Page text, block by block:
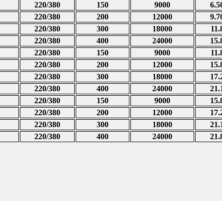
220/380 150 9000
220/380 200 12000
220/380 300 18000
220/380 400 24000
220/380 150 9000
220/380 200 12000
220/380 300 18000
220/380 400 24000
220/380 150 9000
220/380 200 12000
220/380 300 18000
220/380 400 24000